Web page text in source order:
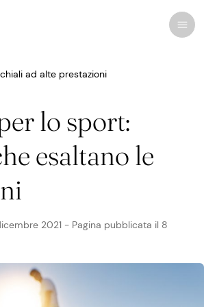
occhi
al computer
vista
prestazioni
malattie
occhi
e chirurgia
ad alte prestazioni
lo sport:
esaltano le
2021 - Pagina pubblicata il 8